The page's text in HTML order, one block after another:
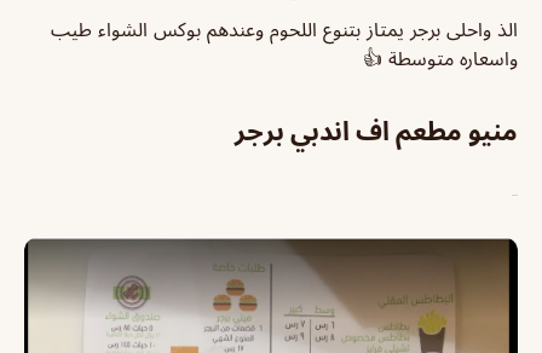
الذ واحلى برجر يمتاز بتنوع اللحوم وعندهم بوكس الشواء طيب
واسعاره متوسطة 👍
منيو مطعم اف اندبي برجر